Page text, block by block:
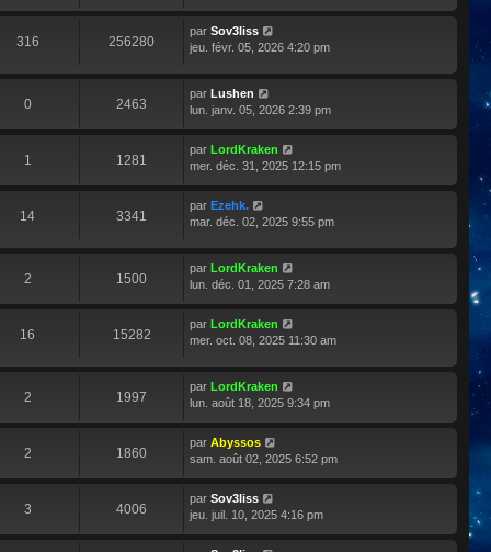
316 256280
par Sov3liss
jeu. févr. 05, 2026 4:20 pm
0 2463
par Lushen
lun. janv. 05, 2026 2:39 pm
1 1281
par LordKraken
mer. déc. 31, 2025 12:15 pm
14 3341
par Ezehk.
mar. déc. 02, 2025 9:55 pm
2 1500
par LordKraken
lun. déc. 01, 2025 7:28 am
16 15282
par LordKraken
mer. oct. 08, 2025 11:30 am
2 1997
par LordKraken
lun. août 18, 2025 9:34 pm
2 1860
par Abyssos
sam. août 02, 2025 6:52 pm
3 4006
par Sov3liss
jeu. juil. 10, 2025 4:16 pm